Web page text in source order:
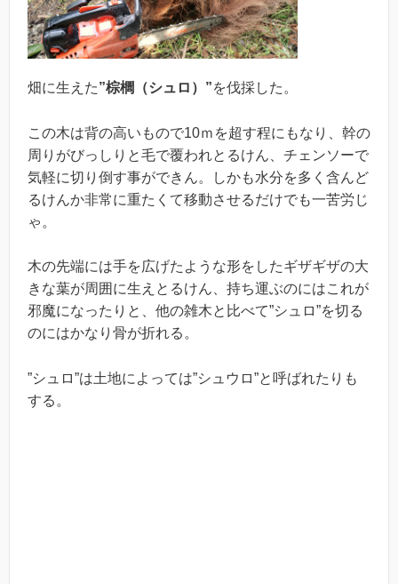
畑に生えた”棕櫚（シュロ）”を伐採した。
この木は背の高いもので10ｍを超す程にもなり、幹の
周りがびっしりと毛で覆われとるけん、チェンソーで
気軽に切り倒す事ができん。しかも水分を多く含んど
るけんか非常に重たくて移動させるだけでも一苦労じ
ゃ。
木の先端には手を広げたような形をしたギザギザの大
きな葉が周囲に生えとるけん、持ち運ぶのにはこれが
邪魔になったりと、他の雑木と比べて”シュロ”を切る
のにはかなり骨が折れる。
”シュロ”は土地によっては”シュウロ”と呼ばれたりも
する。